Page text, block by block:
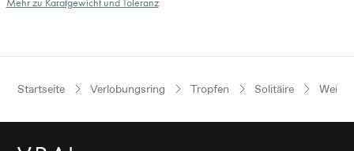
Startseite Verlobungsring Tropfen Solitäire